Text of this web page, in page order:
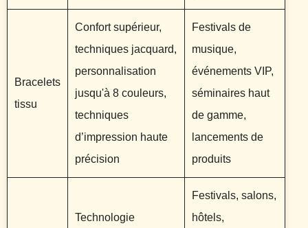
Bracelets
tissu
Confort supérieur,
techniques jacquard,
personnalisation
jusqu'à 8 couleurs,
techniques
d’impression haute
précision
Festivals de
musique,
événements VIP,
séminaires haut
de gamme,
lancements de
produits
Technologie
Festivals, salons,
hôtels,